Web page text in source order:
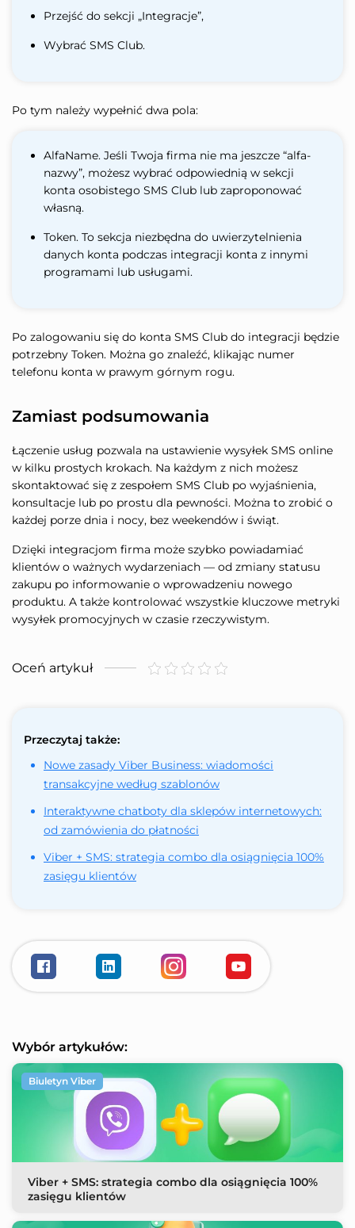
Przejść do sekcji „Integracje”,
Wybrać SMS Club.
Po tym należy wypełnić dwa pola:
AlfaName. Jeśli Twoja firma nie ma jeszcze “alfa-
nazwy”, możesz wybrać odpowiednią w sekcji
konta osobistego SMS Club lub zaproponować
własną.
Token. To sekcja niezbędna do uwierzytelnienia
danych konta podczas integracji konta z innymi
programami lub usługami.
Po zalogowaniu się do konta SMS Club do integracji będzie
potrzebny Token. Można go znaleźć, klikając numer
telefonu konta w prawym górnym rogu.
Zamiast podsumowania
Łączenie usług pozwala na ustawienie wysyłek SMS online
w kilku prostych krokach. Na każdym z nich możesz
skontaktować się z zespołem SMS Club po wyjaśnienia,
konsultacje lub po prostu dla pewności. Można to zrobić o
każdej porze dnia i nocy, bez weekendów i świąt.
Dzięki integracjom firma może szybko powiadamiać
klientów o ważnych wydarzeniach — od zmiany statusu
zakupu po informowanie o wprowadzeniu nowego
produktu. A także kontrolować wszystkie kluczowe metryki
wysyłek promocyjnych w czasie rzeczywistym.
Oceń artykuł
Przeczytaj także:
Nowe zasady Viber Business: wiadomości
transakcyjne według szablonów
Interaktywne chatboty dla sklepów internetowych:
od zamówienia do płatności
Viber + SMS: strategia combo dla osiągnięcia 100%
zasięgu klientów
Wybór artykułów:
Viber + SMS: strategia combo dla osiągnięcia 100%
zasięgu klientów
Biuletyn Viber